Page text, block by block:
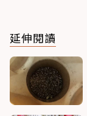
延伸閱讀